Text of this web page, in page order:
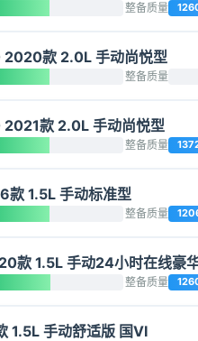
整备质量
款 2.0L 手动尚悦型
整备质量
款 2.0L 手动尚悦型
整备质量
款 1.5L 手动标准型
整备质量
款 1.5L 手动24小时在线豪
整备质量
1.5L 手动舒适版 国VI